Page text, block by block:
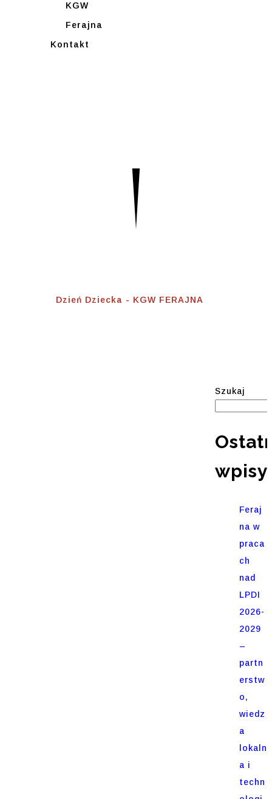
KGW
Ferajna
Kontakt
Dzień Dziecka - KGW FERAJNA
Szukaj
wpisy
Feraj
na w
praca
ch
nad
LPDI
2026-
2029
–
partn
erstw
o,
wiedz
a
lokaln
a i
techn